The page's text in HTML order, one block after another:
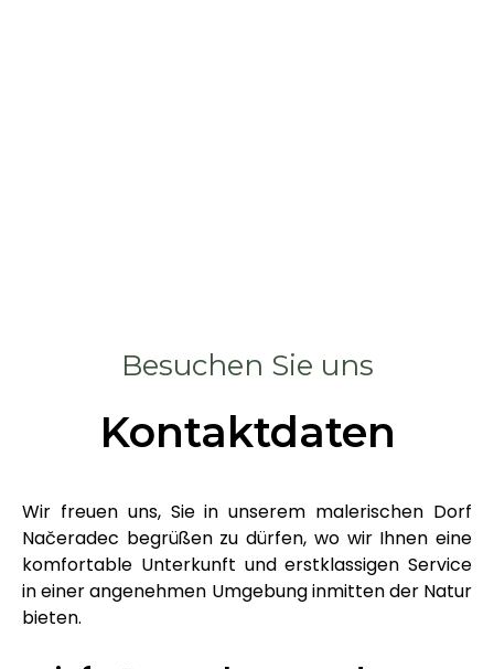
Besuchen Sie uns
Kontaktdaten
Wir freuen uns, Sie in unserem malerischen Dorf
Načeradec begrüßen zu dürfen, wo wir Ihnen eine
komfortable Unterkunft und erstklassigen Service
in einer angenehmen Umgebung inmitten der Natur
bieten.